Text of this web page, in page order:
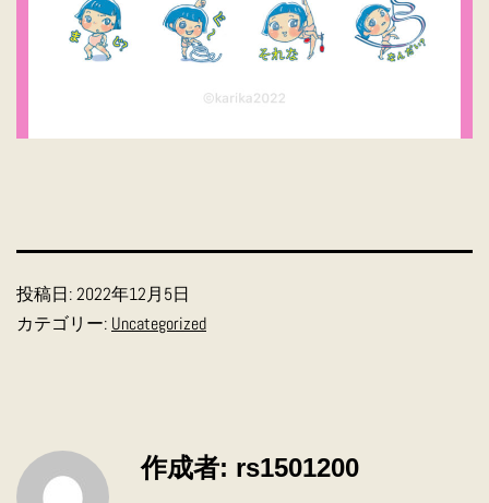
投稿日:2022年12月5日
カテゴリー: Uncategorized
作成者: rs1501200